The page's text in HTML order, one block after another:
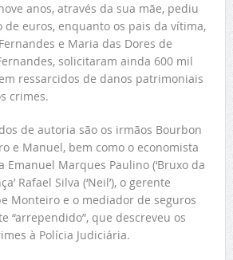
anos, através da sua mãe, pediu
de euros, enquanto os pais da vítima,
e Maria das Dores de
solicitaram ainda 600 mil
ressarcidos de danos patrimoniais
crimes.
de autoria são os irmãos Bourbon
e Manuel, bem como o economista
Emanuel Marques Paulino (‘Bruxo da
Rafael Silva (‘Neil’), o gerente
Monteiro e o mediador de seguros
“arrependido”, que descreveu os
à Polícia Judiciária.